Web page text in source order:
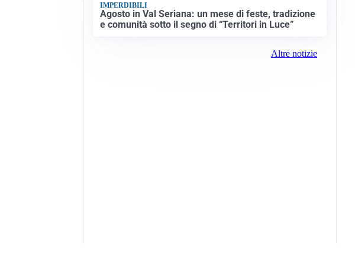
IMPERDIBILI
Agosto in Val Seriana: un mese di feste, tradizione
e comunità sotto il segno di “Territori in Luce”
Altre notizie